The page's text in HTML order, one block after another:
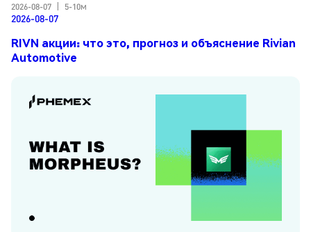
2026-08-07
5-10м
2026-08-07
RIVN акции: что это, прогноз и объяснение Rivian
Automotive